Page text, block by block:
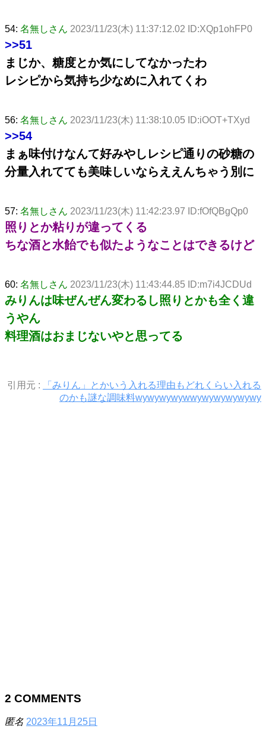
54: 名無しさん 2023/11/23(木) 11:37:12.02 ID:XQp1ohFP0
>>51
まじか、糖度とか気にしてなかったわ
レシピから気持ち少なめに入れてくわ
56: 名無しさん 2023/11/23(木) 11:38:10.05 ID:iOOT+TXyd
>>54
まぁ味付けなんて好みやしレシピ通りの砂糖の
分量入れてても美味しいならええんちゃう別に
57: 名無しさん 2023/11/23(木) 11:42:23.97 ID:fOfQBgQp0
照りとか粘りが違ってくる
ちな酒と水飴でも似たようなことはできるけど
60: 名無しさん 2023/11/23(木) 11:43:44.85 ID:m7i4JCDUd
みりんは味ぜんぜん変わるし照りとかも全く違
うやん
料理酒はおまじないやと思ってる
引用元 :
「みりん」とかいう入れる理由もどれくらい入れる
のかも謎な調味料wywywywywwywywywywywy
2 COMMENTS
匿名 2023年11月25日